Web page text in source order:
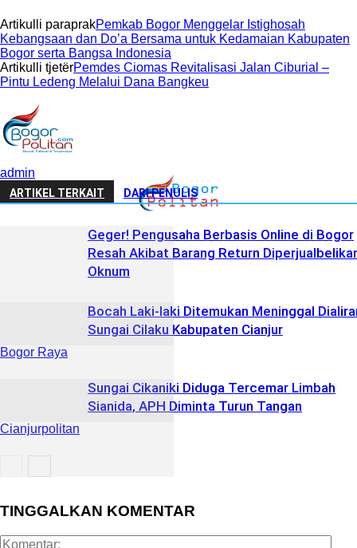
Artikulli paraprakPemkab Bogor Menggelar Istighosah
Kebangsaan dan Do’a Bersama untuk Kedamaian Kabupaten
Bogor serta Bangsa Indonesia
Artikulli tjetërPemdes Ciomas Revitalisasi Jalan Ciburial –
Pintu Ledeng Melalui Dana Bangkeu
admin
ARTIKEL TERKAIT DARI PENULIS
Bogor Raya
Geger! Pengusaha Berbasis Online di Bogor
Resah Akibat Barang Return
Oknum
Cianjurpolitan
Bocah Laki-laki Ditemukan Meninggal
Sungai Cilaku Kabupaten Cianjur
Bogor Raya
Sungai Cikaniki Diduga Tercemar Limbah
Sianida, APH Diminta Turun Tangan
TINGGALKAN KOMENTAR